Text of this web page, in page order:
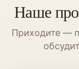
Наше
Приходите —